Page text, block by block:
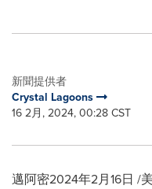
新聞提供者
Crystal Lagoons
16 2月, 2024, 00:28 CST
邁阿密2024年2月16日 /